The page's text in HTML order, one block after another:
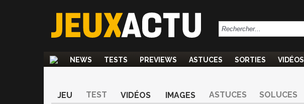
NEWS TESTS PREVIEWS ASTUCES SORTIES VIDÉOS
JEU TEST VIDÉOS IMAGES ASTUCES SOLUCES